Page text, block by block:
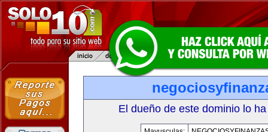
El dueño de este dominio lo